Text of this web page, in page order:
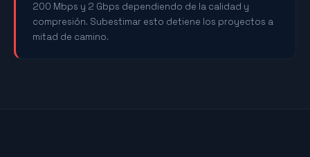
200 Mbps y 2 Gbps dependiendo de la calidad y
compresión. Subestimar esto detiene los proyectos a
mitad de camino.